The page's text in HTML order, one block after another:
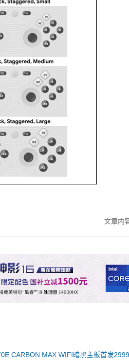
文章内
CARBON MAX WIFI暗黑主板首发2999